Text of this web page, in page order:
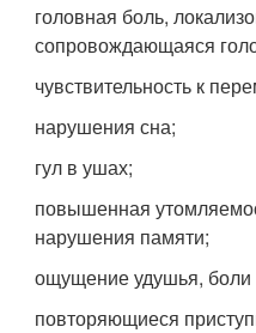
головная боль,
сопровождающаяся
чувствительность к
нарушения сна;
гул в ушах;
повышенная
нарушения памяти;
ощущение удушья, боли
повторяющиеся